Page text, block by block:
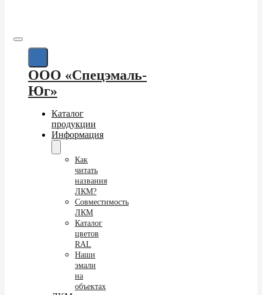
ООО «Спецэмаль-
Юг»
Каталог
продукции
Информация
Как
читать
названия
ЛКМ?
Совместимость
ЛКМ
Каталог
цветов
RAL
Наши
эмали
на
объектах